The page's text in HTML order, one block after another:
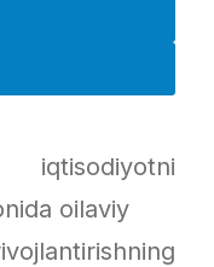
oilaviy